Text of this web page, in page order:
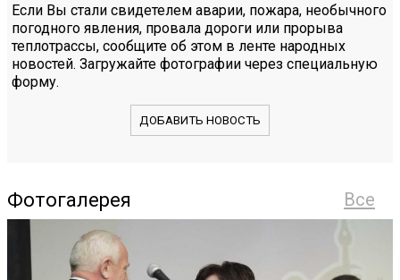
Если Вы стали свидетелем аварии, пожара, необычного
погодного явления, провала дороги или прорыва
теплотрассы, сообщите об этом в ленте народных
новостей. Загружайте фотографии через специальную
форму.
ДОБАВИТЬ НОВОСТЬ
Все
Фотогалерея